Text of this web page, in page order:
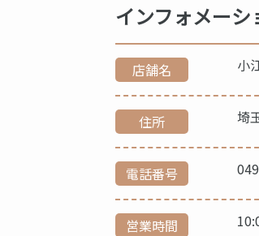
インフォメーシ
店舗名 小
住所 埼
電話番号
営業時間